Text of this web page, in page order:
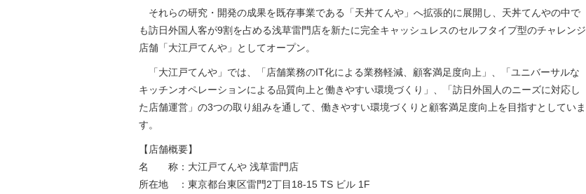
それらの研究・開発の成果を既存事業である「天丼てんや」へ拡張的に展開し、天丼てんやの中で
も訪日外国人客が9割を占める浅草雷門店を新たに完全キャッシュレスのセルフタイプ型のチャレンジ
店舗「大江戸てんや」としてオープン。
「大江戸てんや」では、「店舗業務のIT化による業務軽減、顧客満足度向上」、「ユニバーサルな
キッチンオペレーションによる品質向上と働きやすい環境づくり」、「訪日外国人のニーズに対応し
た店舗運営」の3つの取り組みを通して、働きやすい環境づくりと顧客満足度向上を目指すとしていま
す。
【店舗概要】
名 称：大江戸てんや 浅草雷門店
所在地 ：東京都台東区雷門2丁目18-15 TS ビル 1F